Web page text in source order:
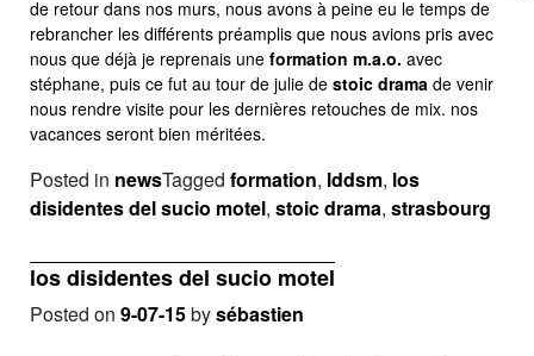
de retour dans nos murs, nous avons à peine eu le temps de
rebrancher les différents préamplis que nous avions pris avec
nous que déjà je reprenais une formation m.a.o. avec
stéphane, puis ce fut au tour de julie de stoic drama de venir
nous rendre visite pour les dernières retouches de mix. nos
vacances seront bien méritées.
Posted in newsTagged formation, lddsm, los
disidentes del sucio motel, stoic drama, strasbourg
los disidentes del sucio motel
Posted on 9-07-15bysébastien